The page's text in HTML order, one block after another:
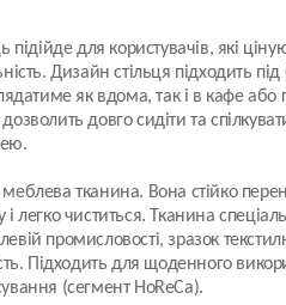
підійде для користувачів, які
Дизайн стільця підходить під
як вдома, так і в кафе або
довго сидіти та
меблева тканина. Вона стійко
і легко чиститься. Тканина
промисловості, зразок
Підходить для щоденного
(сегмент HoReCa).